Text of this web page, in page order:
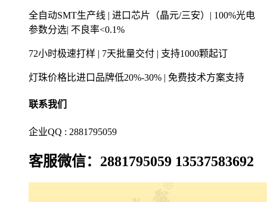
全自动SMT生产线 | 进口芯片（晶元/三安）| 100%光电
参数分选| 不良率<0.1%
72小时极速打样 | 7天批量交付 | 支持1000颗起订
灯珠价格比进口品牌低20%-30% | 免费技术方案支持
联系我们
企业QQ : 2881795059
客服微信：2881795059 13537583692